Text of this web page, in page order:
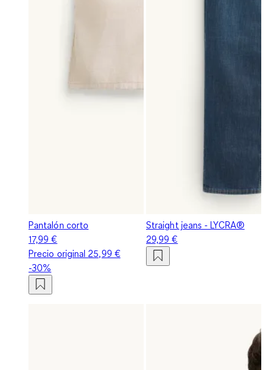
Pantalón corto
17,99 €
Precio original 25,99 €
-30%
Straight jeans - LYCRA®
29,99 €